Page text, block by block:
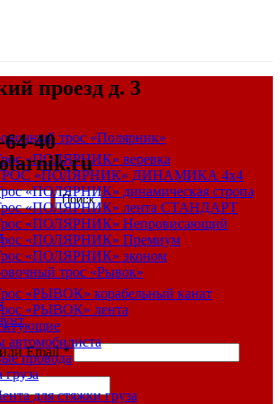
проезд д. 3
64-40
Поиск
Email*
трос «Полярник»
«ПОЛЯРНИК» веревка
«ПОЛЯРНИК» ДИНАМИКА 4х4
«ПОЛЯРНИК» динамическая стропа
«ПОЛЯРНИК» лента СТАНДАРТ
«ПОЛЯРНИК» Непровисающий
«ПОЛЯРНИК» Премиум
«ПОЛЯРНИК» эконом
трос «Рывок»
«РЫВОК» корабельный канат
«РЫВОК» лента
автомобилиста
провода
груза
для стяжки груза